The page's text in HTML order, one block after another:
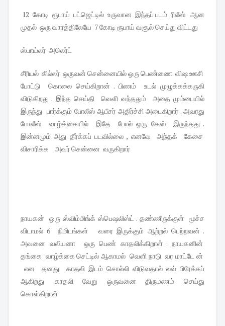
12 கோடி ரூபாய் பட்ஜெட்டில் உருவான இந்தப் படம் ரிலீஸ் ஆன
முதல் ஒரு வாரத்திலேயே 7 கோடி ரூபாய் வசூல் செய்து விட்டது
ஸ்பாய்லர் அலெர்ட்
சீரியல் கில்லர் ஒருவன் சென்னையில் ஒரு பெண்ணை விஷ ஊசி
போட்டு கொலை செய்கிறான் . பிணம் உடல் முழுக்கக்கருகி
விடுகிறது . இந்த செய்தி வெளி வந்ததும் அதை மும்பையில்
இருந்து பார்க்கும் போலீஸ் ஆபீசர் அதிர்ச்சி அடைகிறார் . அவரது
போலீஸ் வாழ்க்கையில் இதே போல் ஒரு கேஸ் இருந்தது .
இன்னமும் அது தீர்க்கப் படவில்லை , எனவே அந்தக் கேசை
விசாரிக்க அவர் சென்னை வருகிறார்
நாயகன் ஒரு ஸ்விம்மிங்க் ஸ்பெஷலிஸ்ட் . தண்ணீருக்குள் மூச்ச
விடாமல் 6 நிமிடங்கள் வரை இருக்கும் ஆற்றல் பெற்றவன் .
அவனை வலியனா ஒரு பெண் காதலிக்கிறாள் . நாயகனின்
தங்கை வாழ்க்கை செட்டில் ஆகாமல் வெளி நாடு வர மாட்டே ன்
என தனது காதலி இடம் சொல்லி விடுவதால் லவ் பிரேக்கப்
ஆகிறது .காதலி வேறு ஒருவனை திருமணம் செய்து
கொள்கிறாள்